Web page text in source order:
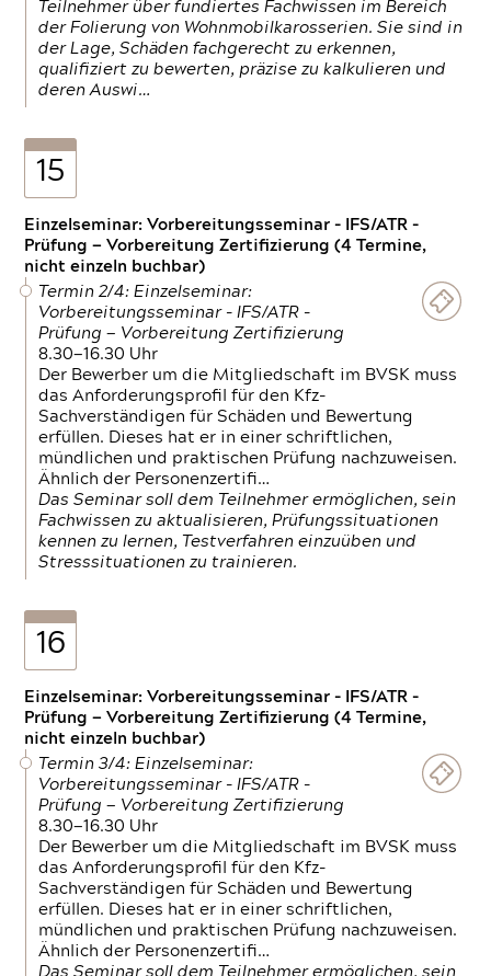
Teilnehmer über fundiertes Fachwissen im Bereich
der Folierung von Wohnmobilkarosserien. Sie sind in
der Lage, Schäden fachgerecht zu erkennen,
qualifiziert zu bewerten, präzise zu kalkulieren und
deren Auswi…
15
Einzelseminar: Vorbereitungsseminar - IFS/ATR -
Prüfung — Vorbereitung Zertifizierung (4 Termine,
nicht einzeln buchbar)
Termin 2/4: Einzelseminar:
Vorbereitungsseminar - IFS/ATR -
Prüfung — Vorbereitung Zertifizierung
8.30—16.30 Uhr
Der Bewerber um die Mitgliedschaft im BVSK muss
das Anforderungsprofil für den Kfz-
Sachverständigen für Schäden und Bewertung
erfüllen. Dieses hat er in einer schriftlichen,
mündlichen und praktischen Prüfung nachzuweisen.
Ähnlich der Personenzertifi…
Das Seminar soll dem Teilnehmer ermöglichen, sein
Fachwissen zu aktualisieren, Prüfungssituationen
kennen zu lernen, Testverfahren einzuüben und
Stresssituationen zu trainieren.
16
Einzelseminar: Vorbereitungsseminar - IFS/ATR -
Prüfung — Vorbereitung Zertifizierung (4 Termine,
nicht einzeln buchbar)
Termin 3/4: Einzelseminar:
Vorbereitungsseminar - IFS/ATR -
Prüfung — Vorbereitung Zertifizierung
8.30—16.30 Uhr
Der Bewerber um die Mitgliedschaft im BVSK muss
das Anforderungsprofil für den Kfz-
Sachverständigen für Schäden und Bewertung
erfüllen. Dieses hat er in einer schriftlichen,
mündlichen und praktischen Prüfung nachzuweisen.
Ähnlich der Personenzertifi…
Das Seminar soll dem Teilnehmer ermöglichen, sein